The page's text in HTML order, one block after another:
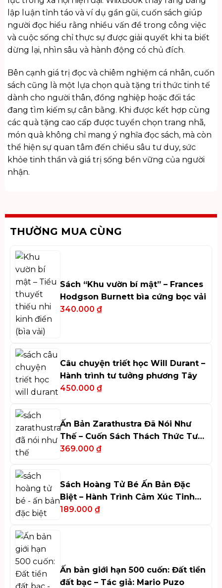
lập luận tỉnh táo và ví dụ gần gũi, cuốn sách giúp
người đọc hiểu rằng nhiều vấn đề trong công việc
và cuộc sống chỉ thực sự được giải quyết khi ta biết
dừng lại, nhìn sâu và hành động có chủ đích.
Bên cạnh giá trị đọc và chiêm nghiệm cá nhân, cuốn
sách cũng là một lựa chọn quà tặng tri thức tinh tế
dành cho người thân, đồng nghiệp hoặc đối tác
đang tìm kiếm sự cân bằng. Khi được kết hợp cùng
các quà tặng cao cấp được tuyển chọn trang nhã,
món quà không chỉ mang ý nghĩa đọc sách, mà còn
thể hiện sự quan tâm đến chiều sâu tư duy, sức
khỏe tinh thần và giá trị sống bền vững của người
nhận.
THƯỜNG MUA CÙNG
Sách “Khu vườn bí mật” – Frances
Hodgson Burnett bìa cứng bọc vải
340.000 ₫
Câu chuyện triết học Will Durant –
Hành trình tư tưởng phương Tây
450.000 ₫
Ấn Bản Zarathustra Đã Nói Như
Thế – Cuốn Sách Thách Thức Tư
Duy
369.000 ₫
Sách Hoàng Tử Bé Ấn Bản Đặc
Biệt – Hành Trình Cảm Xúc Tinh
Tế
189.000 ₫
Ấn bản giới hạn 500 cuốn: Đất tiền
đất bạc – Tác giả: Mario Puzo